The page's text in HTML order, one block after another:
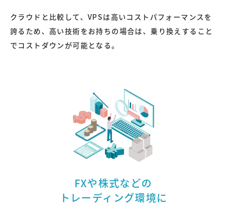
クラウドと比較して、VPSは高いコストパフォーマンスを
誇るため、高い技術をお持ちの場合は、乗り換えすること
でコストダウンが可能となる。
FXや株式などの
トレーディング環境に